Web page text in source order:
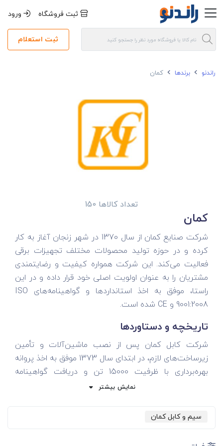
ثبت فروشگاه ورود
ثبت استعلام
راندنو برندها کمان
تعداد کالاها 150
کمان
شرکت صنایع کمان از سال 1370 در شهر زنجان آغاز به کار
کرده و در حوزه تولید محصولات مختلف تجهیزات برقی
فعالیت می‌کند. این شرکت همواره کیفیت و رضایتمندی
مشتریان را به عنوان اولویت اصلی خود قرار داده و در این
راستا، موفق به اخذ استانداردها و گواهینامه‌های ISO
9001:2008 و CE شده است.
تاریخچه و دستاوردها
شرکت کابل کمان پس از نصب ماشین‌آلات و تأمین
زیرساخت‌های لازم، در ابتدای سال 1373 موفق به اخذ پروانه
بهره‌برداری با ظرفیت 15000 تن و دریافت گواهینامه
استاندارد ملی ISIRI گردید. این شرکت با داشتن آزمایشگاه
محصولات خود پرداخته و کالاهای خود را بر اساس نیاز
نمایش بیشتر
سیم و کابل کمان